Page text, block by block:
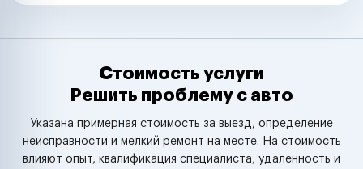
Стоимость услуги
Решить проблему с авто
Указана примерная стоимость за выезд, определение
неисправности и мелкий ремонт на месте. На стоимость
влияют опыт, квалификация специалиста, удаленность и